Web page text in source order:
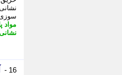
سوزی
مواد
نشانی
16 -